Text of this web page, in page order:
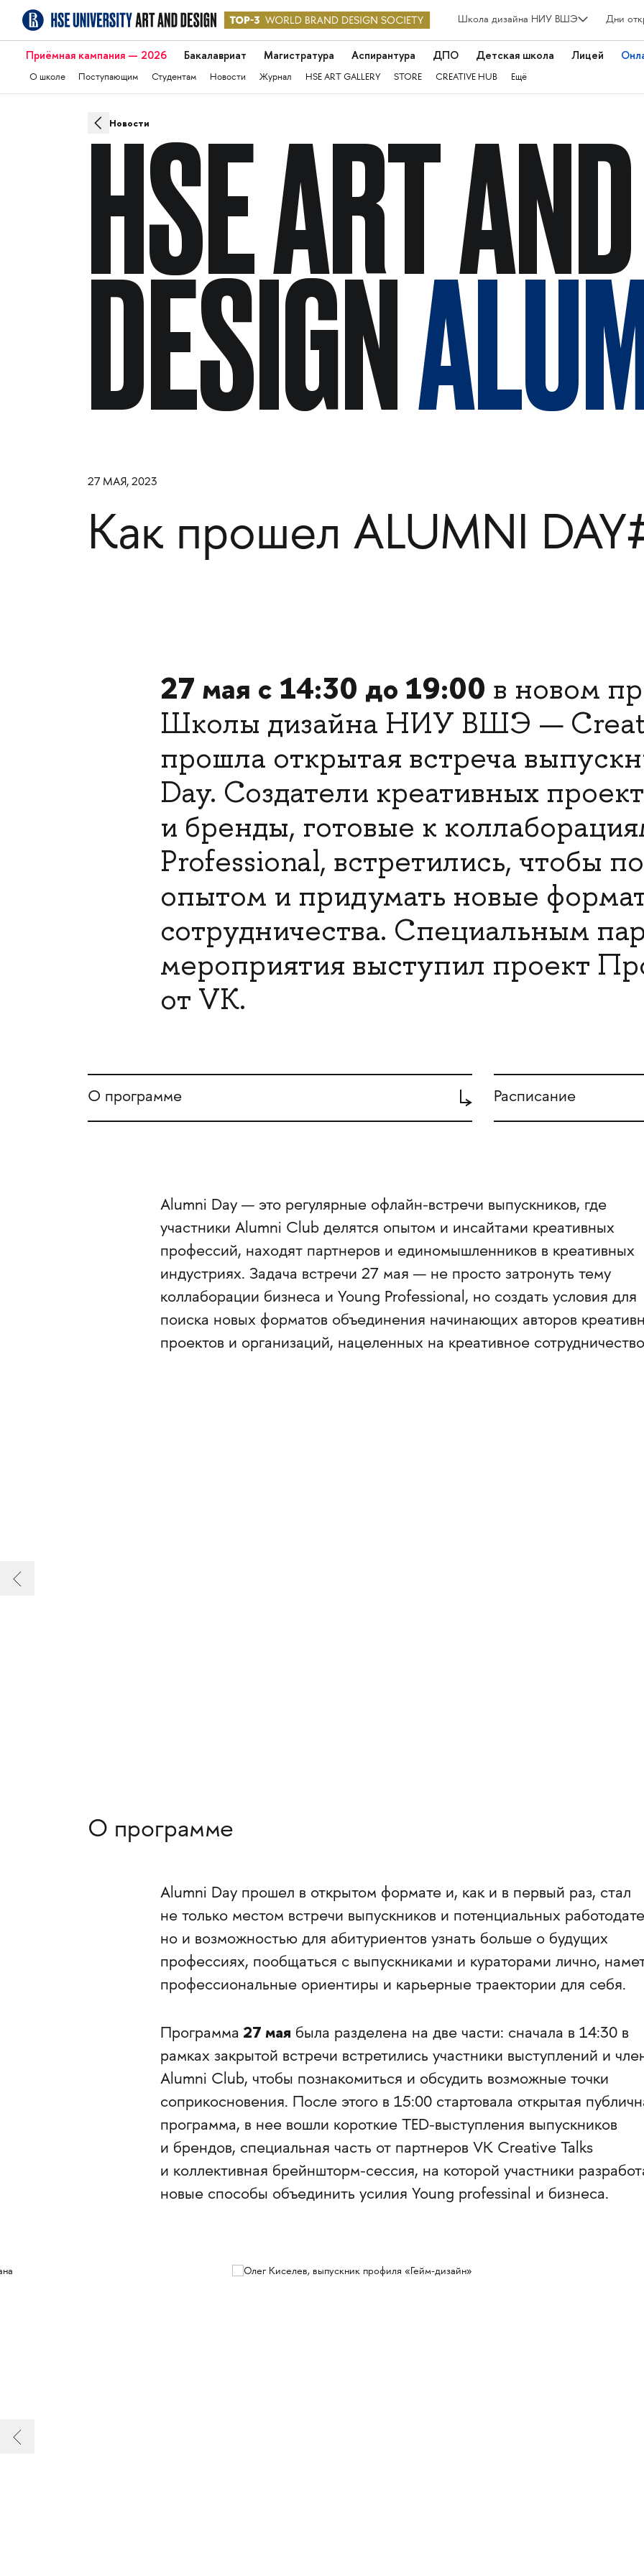
Школа дизайна НИУ ВШЭ Дни
Приёмная кампания — 2026 Бакалавриат Магистратура Аспирантура ДПО Детская школа Лицей
О школе Поступающим Студентам Новости Журнал HSE ART GALLERY STORE CREATIVE HUB Ещё
Новости
HSE ART AND
DESIGN
27 МАЯ, 2023
Как прошел ALUMNI
27 мая с 14:30 до 19:00 в новом
Школы дизайна НИУ ВШЭ —
прошла открытая встреча
Day. Создатели креативных
и бренды, готовые к
Professional, встретились, чтобы
опытом и придумать новые
сотрудничества. Специальным
мероприятия выступил проект
от VK.
О программе Расписание
Alumni Day — это регулярные офлайн-встречи выпускников, где
участники Alumni Club делятся опытом и инсайтами креативных
профессий, находят партнеров и единомышленников в креативных
индустриях. Задача встречи 27 мая — не просто затронуть тему
коллаборации бизнеса и Young Professional, но создать условия для
поиска новых форматов объединения начинающих авторов
проектов и организаций, нацеленных на креативное
О программе
Alumni Day прошел в открытом формате и, как и в первый раз, стал
не только местом встречи выпускников и потенциальных
но и возможностью для абитуриентов узнать больше о будущих
профессиях, пообщаться с выпускниками и кураторами лично,
профессиональные ориентиры и карьерные траектории для себя.
Программа 27 мая была разделена на две части: сначала в 14:30 в
рамках закрытой встречи встретились участники выступлений и
Alumni Club, чтобы познакомиться и обсудить возможные точки
соприкосновения. После этого в 15:00 стартовала открытая
программа, в нее вошли короткие TED-выступления выпускников
и брендов, специальная часть от партнеров VK Creative Talks
и коллективная брейншторм-сессия, на которой участники
новые способы объединить усилия Young professinal и бизнеса.